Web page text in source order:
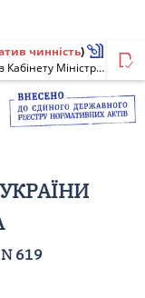
чинність)
Про внесення змін у додатки до постанов Кабінету Міністрів України від 7 вересня 2011 р. N 937 і від 14 листопада 2011 р. N 1184